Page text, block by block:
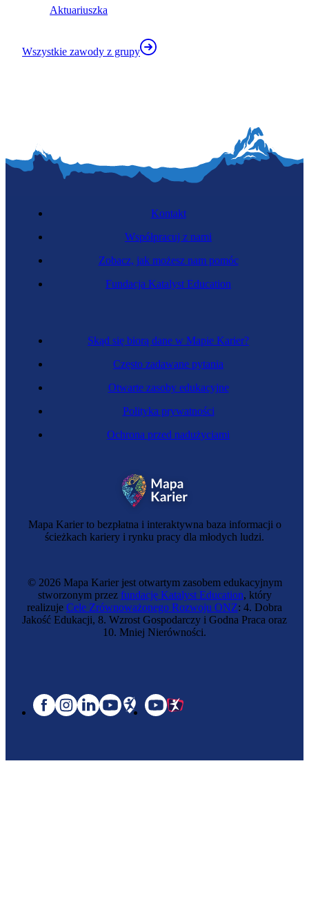
Aktuariuszka
Wszystkie zawody z grupy
Mapa Karier to bezpłatna i interaktywna baza informacji o
ścieżkach kariery i rynku pracy dla młodych ludzi.
Skąd się biorą dane w Mapie Karier?
Często zadawane pytania
Otwarte zasoby edukacyjne
Polityka prywatności
Ochrona przed nadużyciami
Kontakt
Współpracuj z nami
Zobacz, jak możesz nam pomóc
Fundacja Katalyst Education
© 2026 Mapa Karier jest otwartym zasobem edukacyjnym
stworzonym przez fundację Katalyst Education, który
realizuje Cele Zrównoważonego Rozwoju ONZ: 4. Dobra
Jakość Edukacji, 8. Wzrost Gospodarczy i Godna Praca oraz
10. Mniej Nierówności.